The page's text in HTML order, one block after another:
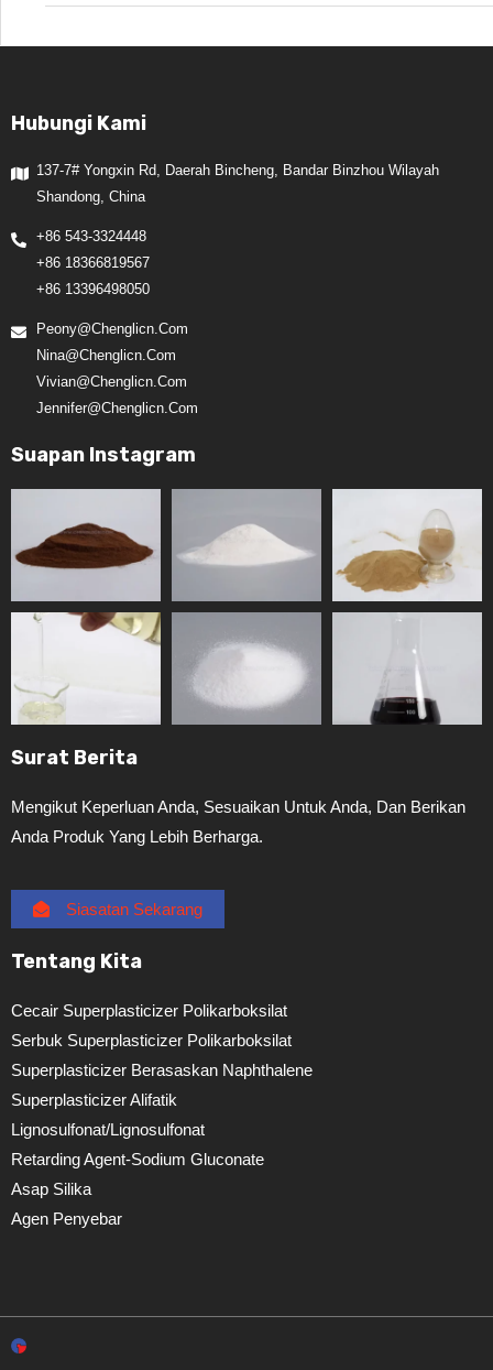
Hubungi Kami
137-7# Yongxin Rd, Daerah Bincheng, Bandar Binzhou Wilayah
Shandong, China
+86 543-3324448
+86 18366819567
+86 13396498050
Peony@chenglicn.com
Nina@chenglicn.com
Vivian@chenglicn.com
Jennifer@chenglicn.com
Suapan Instagram
Surat Berita
Mengikut Keperluan Anda, Sesuaikan Untuk Anda, Dan Berikan
Anda Produk Yang Lebih Berharga.
Siasatan Sekarang
Tentang Kita
Cecair Superplasticizer Polikarboksilat
Serbuk Superplasticizer Polikarboksilat
Superplasticizer Berasaskan Naphthalene
Superplasticizer Alifatik
Lignosulfonat/lignosulfonat
Retarding Agent-Sodium Gluconate
Asap Silika
Agen Penyebar